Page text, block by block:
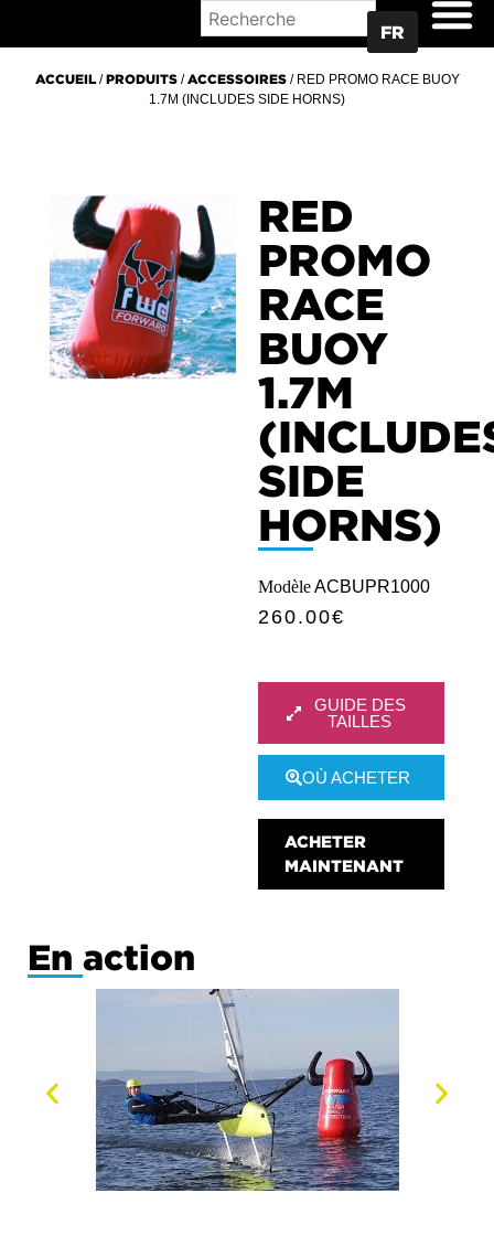
FR
ACCUEIL/PRODUITS/ACCESSOIRES/ RED PROMO RACE BUOY
1.7M (INCLUDES SIDE HORNS)
RED
PROMO
RACE
BUOY
1.7M
SIDE
HORNS)
ModèleACBUPR1000
260.00€
GUIDE DES
TAILLES
OÙ ACHETER
ACHETER
MAINTENANT
En action